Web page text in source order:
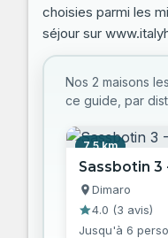
choisies parmi les
séjour sur
Nos 2 maisons
ce guide, par
7,5 km
Sassbotin 3
Dimaro
4.0 (3 avis)
Jusqu'à 6